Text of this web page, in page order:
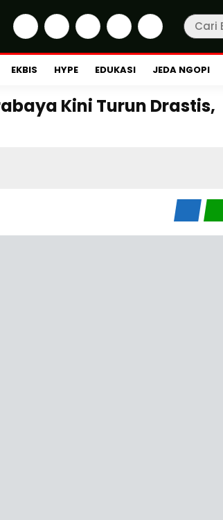
EKBIS HYPE EDUKASI JEDA NGOPI
Kini Turun Drastis,